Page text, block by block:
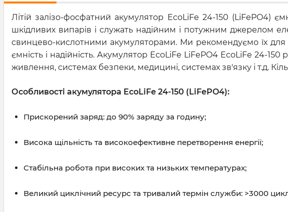
Літій залізо-фосфатний акумулятор EcoLiFe 24-150 (LiFePO4)
шкідливих випарів і служать надійним і потужним джерелом
свинцево-кислотними акумуляторами. Ми рекомендуємо їх
ємність і надійність. Акумулятор EcoLiFe LiFePO4 EcoLiFe 24-
живлення, системах безпеки, медицині, системах зв'язку і т.д.
Особливості акумулятора EcoLiFe 24-150 (LiFePO4):
Прискорений заряд: до 90% заряду за годину;
Висока щільність та високоефективне перетворення енергії;
Стабільна робота при високих та низьких температурах;
Великий циклічний ресурс та тривалий термін служби: >3000